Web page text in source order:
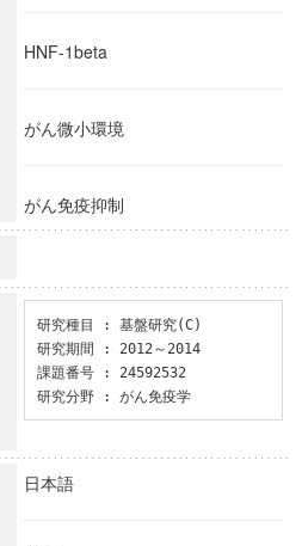
HNF-1beta
がん微小環境
がん免疫抑制
研究種目 : 基盤研究(C)
研究期間 : 2012～2014
課題番号 : 24592532
研究分野 : がん免疫学
日本語